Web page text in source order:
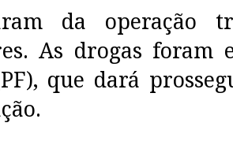
da operação
As drogas foram
que dará